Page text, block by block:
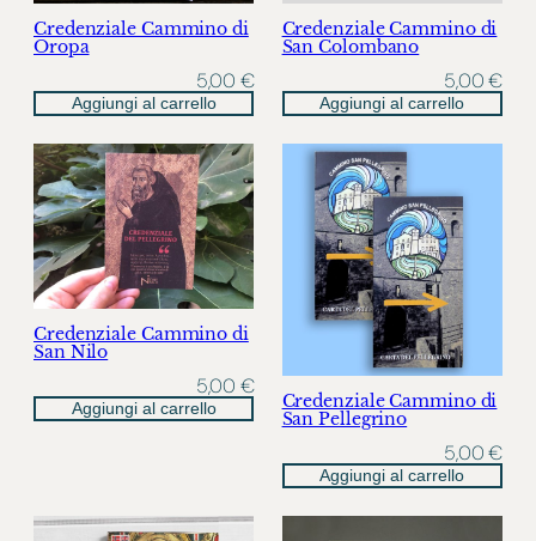
Credenziale Cammino di
Oropa
5,00 €
Aggiungi al carrello
Credenziale Cammino di
San Colombano
5,00€
Aggiungi al carrello
Credenziale Cammino di
San Nilo
5,00 €
Aggiungi al carrello
Credenziale Cammino di
San Pellegrino
5,00€
Aggiungi al carrello